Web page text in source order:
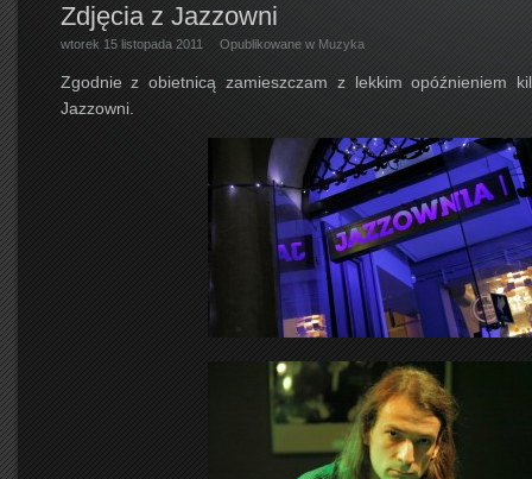
Zdjęcia z Jazzowni
wtorek 15 listopada 2011 Opublikowane w Muzyka
Zgodnie z obietnicą zamieszczam z lekkim opóźnieniem
Jazzowni.